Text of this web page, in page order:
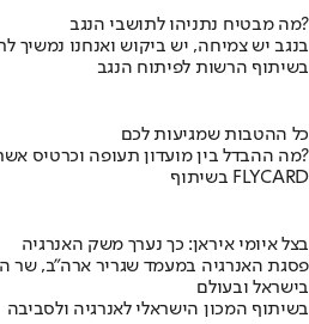
מה מבטיח נתניהו לתושבי הנגב?
בנגב יש צמיחה, יש ביקוש ואנחנו נמשיך
בשיתוף הרשות לפיתוח הנגב
כל ההטבות שמגיעות לכם
מה ההבדל בין מועדון תעופה וכרטיס אשראי?
בשיתוף FLYCARD
בצל איומי איראן: כך נערך משק האנרגיה
פסגת האנרגיה במעמד שגריר ארה"ב, שר
בישראל ובעולם
בשיתוף המכון הישראלי לאנרגיה ולסביבה